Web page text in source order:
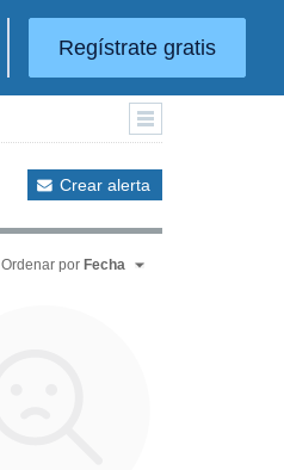
Regístrate gratis
Crear alerta
Ordenar por Fecha